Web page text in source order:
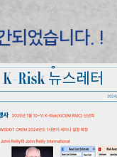
되었습니다. !